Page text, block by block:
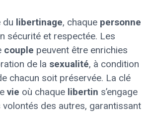
du libertinage, chaque personne
sécurité et respectée. Les
couple peuvent être enrichies
de la sexualité, à condition
chacun soit préservée. La clé
vie où chaque libertin s’engage
des autres, garantissant